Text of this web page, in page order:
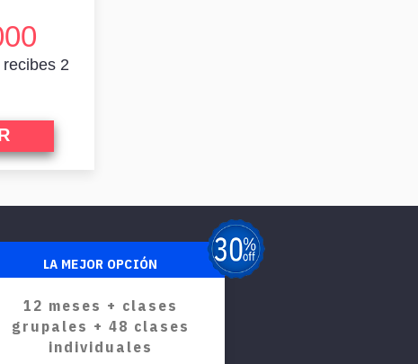
2
LA MEJOR OPCIÓN
12 meses + clases
grupales + 48 clases
individuales